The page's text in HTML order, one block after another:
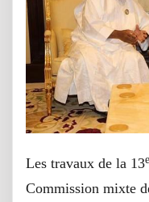
Les travaux de la 13e
Commission mixte